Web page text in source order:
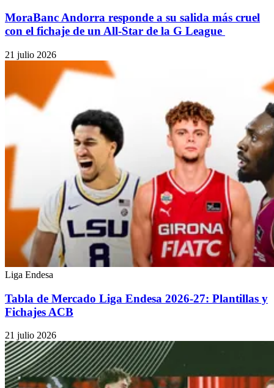
MoraBanc Andorra responde a su salida más cruel
con el fichaje de un All-Star de la G League
21 julio 2026
Liga Endesa
Tabla de Mercado Liga Endesa 2026-27: Plantillas y
Fichajes ACB
21 julio 2026